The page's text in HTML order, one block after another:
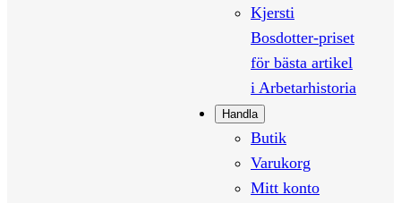
Kjersti
Bosdotter-priset
för bästa artikel
i Arbetarhistoria
Handla
Butik
Varukorg
Mitt konto